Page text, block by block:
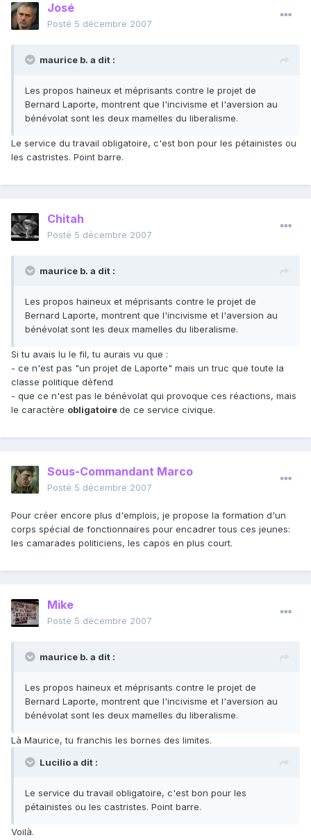
José
Posté 5 décembre 2007
maurice b. a dit :
Les propos haineux et méprisants contre le projet de
Bernard Laporte, montrent que l'incivisme et l'aversion au
bénévolat sont les deux mamelles du liberalisme.
Le service du travail obligatoire, c'est bon pour les pétainistes ou
les castristes. Point barre.
Chitah
Posté 5 décembre 2007
maurice b. a dit :
Les propos haineux et méprisants contre le projet de
Bernard Laporte, montrent que l'incivisme et l'aversion au
bénévolat sont les deux mamelles du liberalisme.
Si tu avais lu le fil, tu aurais vu que :
- ce n'est pas "un projet de Laporte" mais un truc que toute la
classe politique défend
- que ce n'est pas le bénévolat qui provoque ces réactions, mais
le caractère obligatoirede ce service civique.
Sous-Commandant Marco
Posté 5 décembre 2007
Pour créer encore plus d'emplois, je propose la formation d'un
corps spécial de fonctionnaires pour encadrer tous ces jeunes:
les camarades politiciens, les capos en plus court.
Mike
Posté 5 décembre 2007
maurice b. a dit :
Les propos haineux et méprisants contre le projet de
Bernard Laporte, montrent que l'incivisme et l'aversion au
bénévolat sont les deux mamelles du liberalisme.
Là Maurice, tu franchis les bornes des limites.
Lucilio a dit :
Le service du travail obligatoire, c'est bon pour les
pétainistes ou les castristes. Point barre.
Voilà.